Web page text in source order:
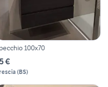
100x70
€
(BS)